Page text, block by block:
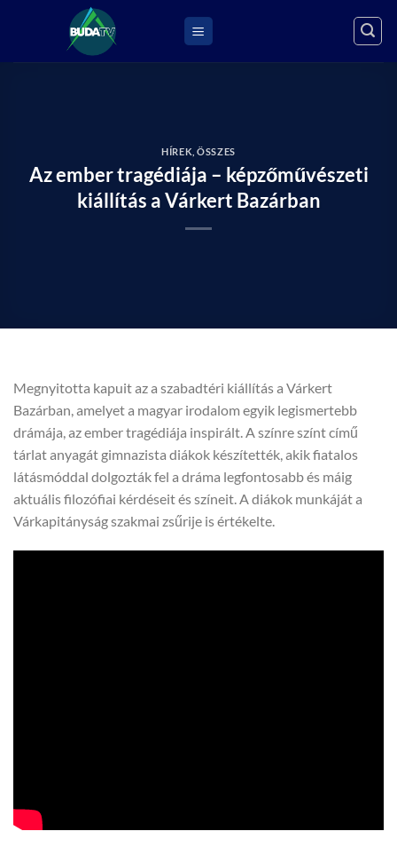
HÍREK ,ÖSSZES
Az ember tragédiája – képzőművészeti
kiállítás a Várkert Bazárban
Megnyitotta kapuit az a szabadtéri kiállítás a Várkert
Bazárban, amelyet a magyar irodalom egyik legismertebb
drámája, az ember tragédiája inspirált. A színre színt című
tárlat anyagát gimnazista diákok készítették, akik fiatalos
látásmóddal dolgozták fel a dráma legfontosabb és máig
aktuális filozófiai kérdéseit és színeit. A diákok munkáját a
Várkapitányság szakmai zsűrije is értékelte.